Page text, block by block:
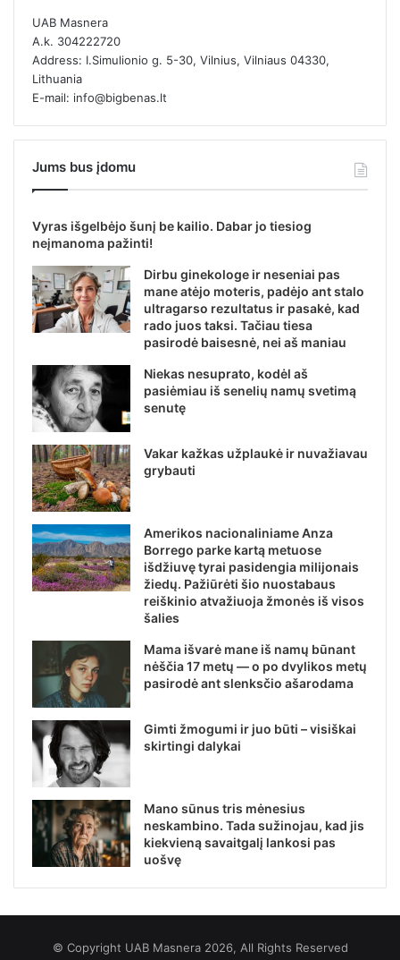
UAB Masnera
A.k. 304222720
Address: I.Simulionio g. 5-30, Vilnius, Vilniaus 04330,
Lithuania
E-mail: info@bigbenas.lt
Jums bus įdomu
Vyras išgelbėjo šunį be kailio. Dabar jo tiesiog
neįmanoma pažinti!
Dirbu ginekologe ir neseniai pas
mane atėjo moteris, padėjo ant stalo
ultragarso rezultatus ir pasakė, kad
rado juos taksi. Tačiau tiesa
pasirodė baisesnė, nei aš maniau
Niekas nesuprato, kodėl aš
pasiėmiau iš senelių namų svetimą
senutę
Vakar kažkas užplaukė ir nuvažiavau
grybauti
Amerikos nacionaliniame Anza
Borrego parke kartą metuose
išdžiuvę tyrai pasidengia milijonais
žiedų. Pažiūrėti šio nuostabaus
reiškinio atvažiuoja žmonės iš visos
šalies
Mama išvarė mane iš namų būnant
nėščia 17 metų — o po dvylikos metų
pasirodė ant slenksčio ašarodama
Gimti žmogumi ir juo būti – visiškai
skirtingi dalykai
Mano sūnus tris mėnesius
neskambino. Tada sužinojau, kad jis
kiekvieną savaitgalį lankosi pas
uošvę
© Copyright UAB Masnera 2026, All Rights Reserved